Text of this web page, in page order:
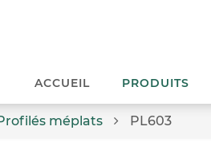
ACCUEIL PRODUITS
méplats PL603